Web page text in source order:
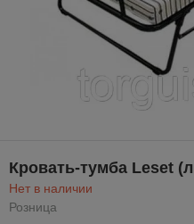
Кровать-тумба Leset
Нет в наличии
Розница